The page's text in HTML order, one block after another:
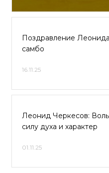
Поздравление
самбо
16.11.25
Леонид Черкесов:
силу духа и характер
01.11.25